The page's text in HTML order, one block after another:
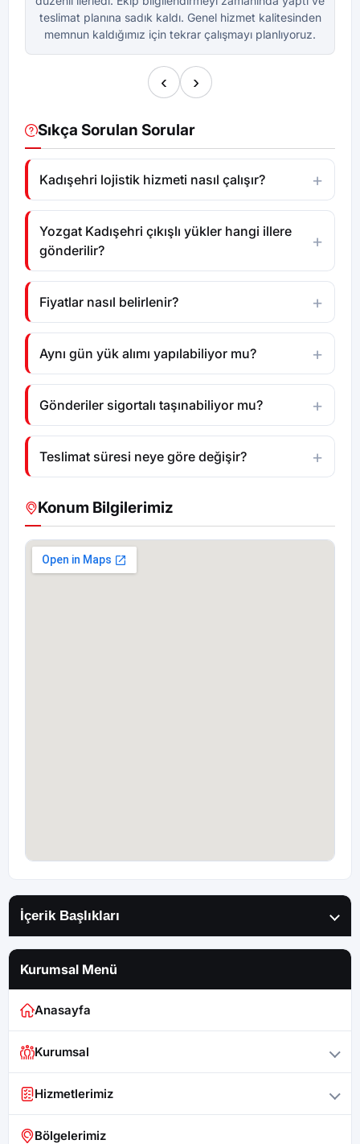
teslimat planına sadık kaldı. Genel hizmet kalitesinden
memnun kaldığımız için tekrar çalışmayı planlıyoruz.
‹ ›
Sıkça Sorulan Sorular
Kadışehri lojistik hizmeti nasıl çalışır?
Yozgat Kadışehri çıkışlı yükler hangi illere
gönderilir?
Fiyatlar nasıl belirlenir?
Aynı gün yük alımı yapılabiliyor mu?
Gönderiler sigortalı taşınabiliyor mu?
Teslimat süresi neye göre değişir?
Konum Bilgilerimiz
İçerik Başlıkları
Kurumsal Menü
Anasayfa
Kurumsal
Hizmetlerimiz
Bölgelerimiz